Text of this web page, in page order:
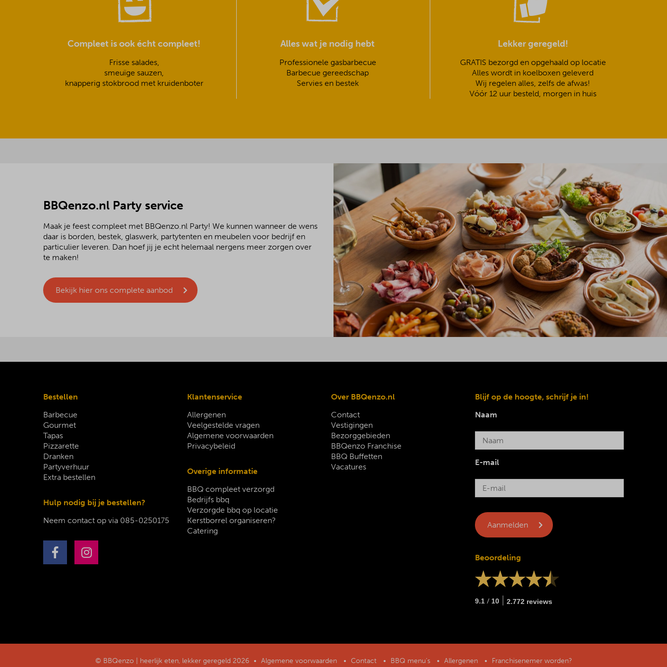
Compleet is ook écht compleet!
Frisse salades,
smeuïge sauzen,
knapperig stokbrood met kruidenboter
Alles wat je nodig hebt
Professionele gasbarbecue
Barbecue gereedschap
Servies en bestek
Lekker geregeld!
GRATIS bezorgd en opgehaald op locatie
Alles wordt in koelboxen geleverd
Wij regelen alles, zelfs de afwas!
Vóór 12 uur besteld, morgen in huis
BBQenzo.nl Party service
Maak je feest compleet met BBQenzo.nl Party! We kunnen wanneer de wens
daar is borden, bestek, glaswerk, partytenten en meubelen voor bedrijf en
particulier leveren. Dan hoef jij je echt helemaal nergens meer zorgen over
te maken!
Bekijk hier ons complete aanbod
Bestellen
Barbecue
Gourmet
Tapas
Pizzarette
Dranken
Partyverhuur
Extra bestellen
Hulp nodig bij je bestellen?
Neem contact op via 085-0250175
Klantenservice
Allergenen
Veelgestelde vragen
Algemene voorwaarden
Privacybeleid
Overige informatie
BBQ compleet verzorgd
Bedrijfs bbq
Verzorgde bbq op locatie
Kerstborrel organiseren?
Catering
Over BBQenzo.nl
Contact
Vestigingen
Bezorggebieden
BBQenzo Franchise
BBQ Buffetten
Vacatures
Blijf op de hoogte, schrijf je in!
Naam
E-mail
Beoordeling
9.1 / 10 2.772 reviews
© BBQenzo | heerlijk eten, lekker geregeld 2026 Algemene voorwaarden Contact BBQ menu’s Allergenen Franchisenemer worden?